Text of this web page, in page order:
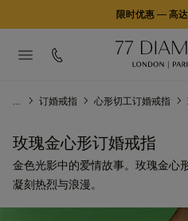
限时优惠 — 高
订婚戒指 心形切工订婚戒指
玫瑰金心形订婚戒指
金色光影中的爱情故事。玫瑰金心
凝刻热烈与浪漫。